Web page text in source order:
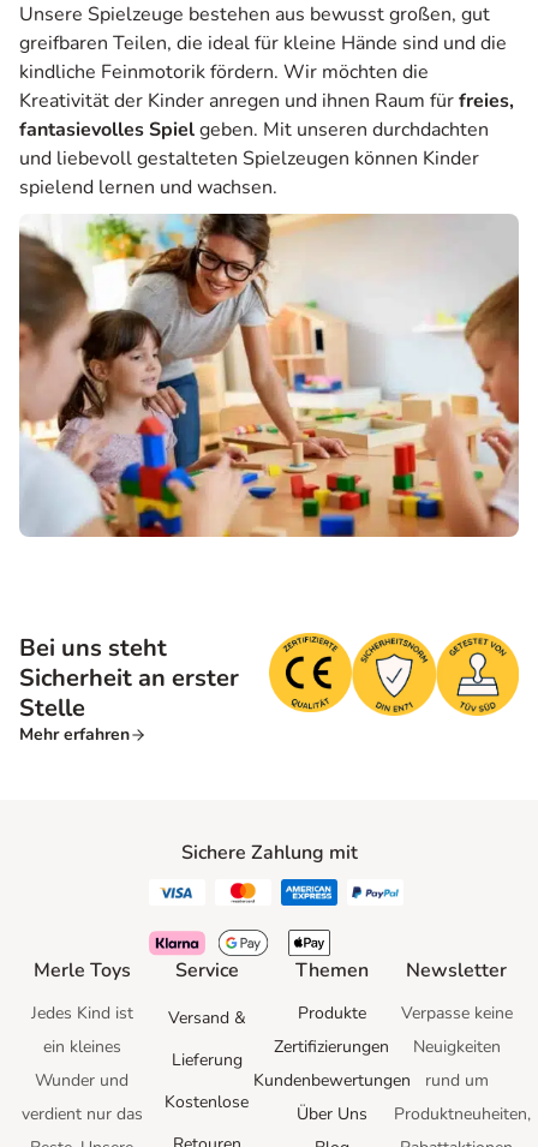
Unsere Spielzeuge bestehen aus bewusst großen, gut
greifbaren Teilen, die ideal für kleine Hände sind und die
kindliche Feinmotorik fördern. Wir möchten die
Kreativität der Kinder anregen und ihnen Raum fürfreies,
fantasievolles Spielgeben. Mit unseren durchdachten
und liebevoll gestalteten Spielzeugen können Kinder
spielend lernen und wachsen.
Bei uns steht
Sicherheit an erster
Stelle
Mehr erfahren
Sichere Zahlung mit
Merle Toys
Jedes Kind ist
ein kleines
Wunder und
verdient nur das
Service
Versand &
Lieferung
Kostenlose
Themen
Produkte
Zertifizierungen
Kundenbewertungen
Über Uns
Newsletter
Verpasse keine
Neuigkeiten
rund um
Produktneuheiten,